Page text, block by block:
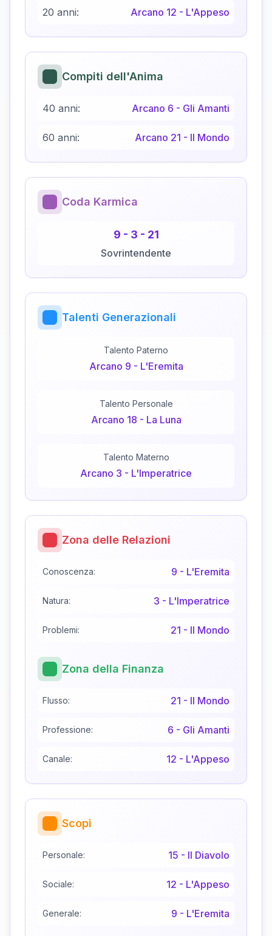
20 anni: Arcano 12 - L'Appeso
Compiti dell'Anima
40 anni: Arcano 6 - Gli Amanti
60 anni: Arcano 21 - Il Mondo
Coda Karmica
9 - 3 - 21
Sovrintendente
Talenti Generazionali
Talento Paterno
Arcano 9 - L'Eremita
Talento Personale
Arcano 18 - La Luna
Talento Materno
Arcano 3 - L'Imperatrice
Zona delle Relazioni
Conoscenza: 9 - L'Eremita
Natura: 3 - L'Imperatrice
Problemi: 21 - Il Mondo
Zona della Finanza
Flusso: 21 - Il Mondo
Professione: 6 - Gli Amanti
Canale: 12 - L'Appeso
Scopi
Personale: 15 - Il Diavolo
Sociale: 12 - L'Appeso
Generale: 9 - L'Eremita